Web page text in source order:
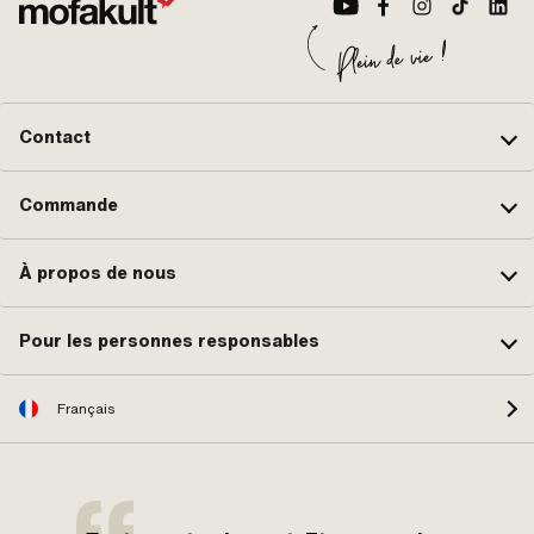
Contact
Commande
À propos de nous
Pour les personnes responsables
Français